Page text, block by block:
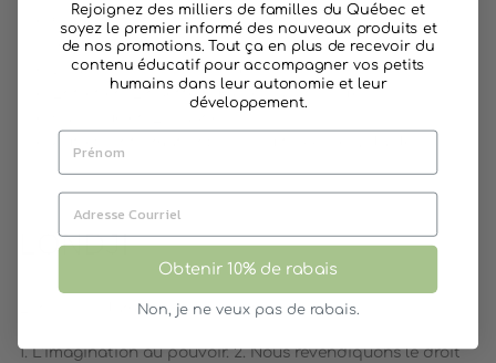
Composition: Fait de papier d'une gestion forestière
responsable et de carton recyclé
Dimension: 19 x 13 x 6 cm
Entretien: Lingette humide, savon doux
LONDJI
Londji proclame 10 grands principes:
1. L’imagination au pouvoir. 2. Nous revendiquons le droit
Rejoignez des milliers de familles du Québec et
soyez le premier informé des nouveaux produits et
de nos promotions. Tout ça en plus de recevoir du
contenu éducatif pour accompagner vos petits
humains dans leur autonomie et leur
développement.
Obtenir 10% de rabais
Non, je ne veux pas de rabais.